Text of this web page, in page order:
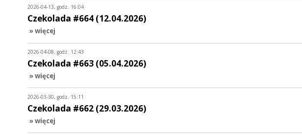
2026-04-13, godz. 16:04
Czekolada #664 (12.04.2026)
» więcej
2026-04-08, godz. 12:43
Czekolada #663 (05.04.2026)
» więcej
2026-03-30, godz. 15:11
Czekolada #662 (29.03.2026)
» więcej